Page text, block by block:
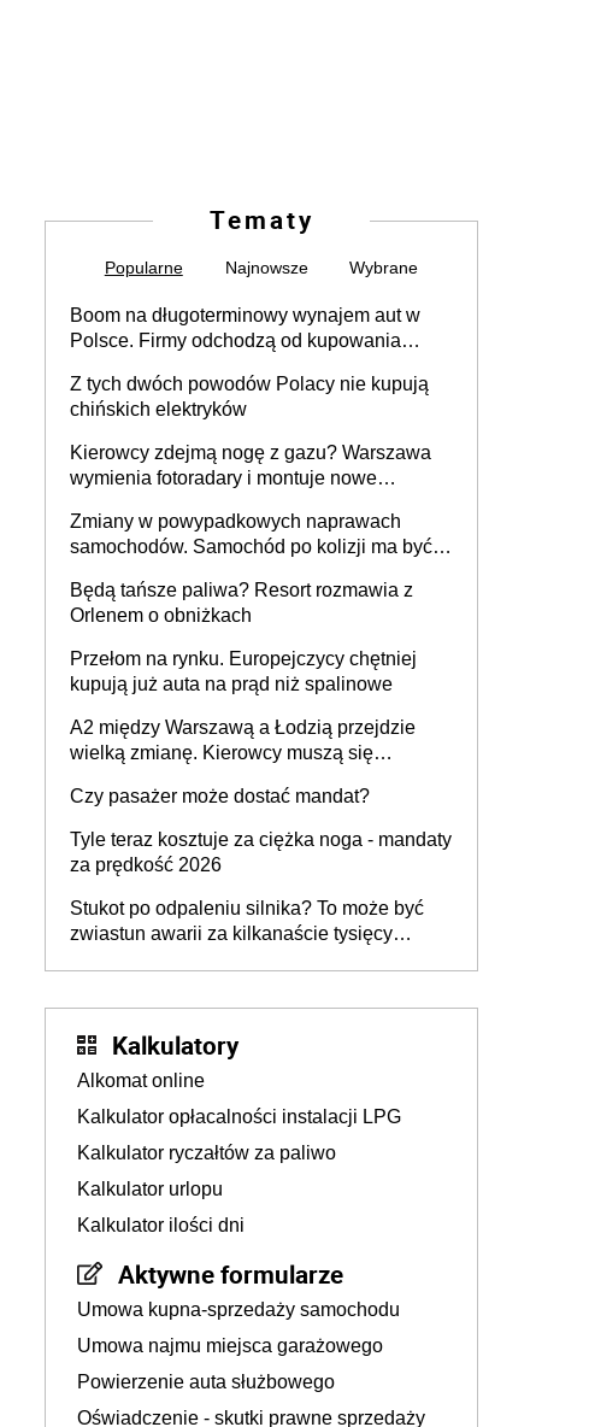
Tematy
Popularne Najnowsze Wybrane
Boom na długoterminowy wynajem aut w
Polsce. Firmy odchodzą od kupowania
Z tych dwóch powodów Polacy nie kupują
chińskich elektryków
Kierowcy zdejmą nogę z gazu? Warszawa
wymienia fotoradary i montuje nowe
Zmiany w powypadkowych naprawach
samochodów. Samochód po kolizji ma być
technologią producenta
Będą tańsze paliwa? Resort rozmawia z
Orlenem o obniżkach
Przełom na rynku. Europejczycy chętniej
kupują już auta na prąd niż spalinowe
A2 między Warszawą a Łodzią przejdzie
wielką zmianę. Kierowcy muszą się
Czy pasażer może dostać mandat?
Tyle teraz kosztuje za ciężka noga - mandaty
za prędkość 2026
Stukot po odpaleniu silnika? To może być
zwiastun awarii za kilkanaście tysięcy
Kalkulatory
Alkomat online
Kalkulator opłacalności instalacji LPG
Kalkulator ryczałtów za paliwo
Kalkulator urlopu
Kalkulator ilości dni
Aktywne formularze
Umowa kupna-sprzedaży samochodu
Umowa najmu miejsca garażowego
Powierzenie auta służbowego
Oświadczenie - skutki prawne sprzedaży